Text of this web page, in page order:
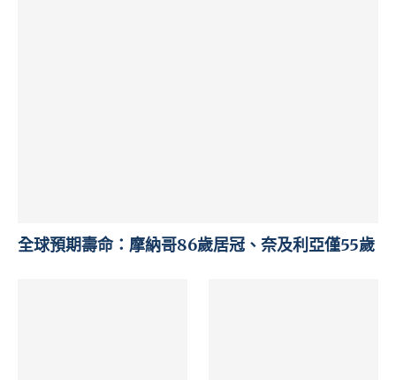
全球預期壽命：摩納哥86歲居冠、奈及利亞僅55歲